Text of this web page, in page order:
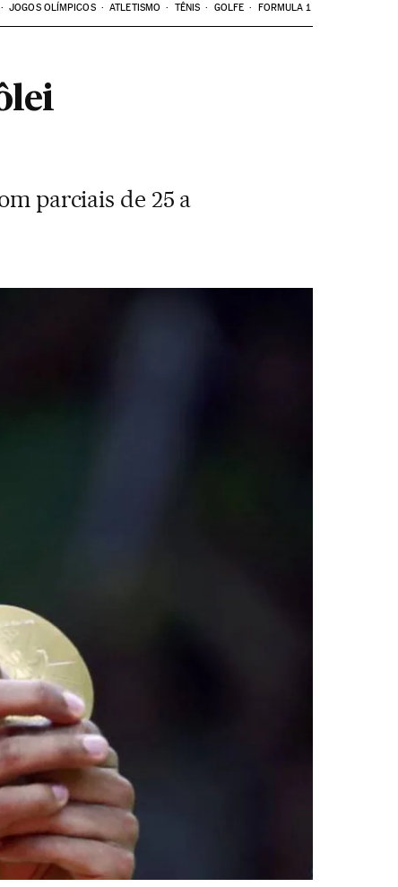
JOGOS OLÍMPICOS ATLETISMO TÊNIS GOLFE FORMULA 1
parciais de 25 a